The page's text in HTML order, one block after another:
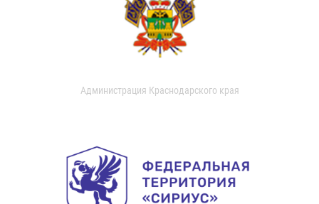
Администрация Краснодарского края